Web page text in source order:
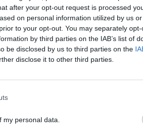
after your opt-out request is processed
on personal information utilized by us
to your opt-out. You may separately
by third parties on the IAB’s list of
be disclosed by us to third parties on the
disclose it to other third parties.
personal data.
10-25 milioni 38.21.40
1-2 milioni 46.42.10